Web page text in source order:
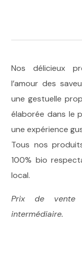
Nos délicieux
l’amour des
une gestuelle
élaborée dans le
une expérience
Tous nos
100% bio
local.
Prix de vente
intermédiaire.